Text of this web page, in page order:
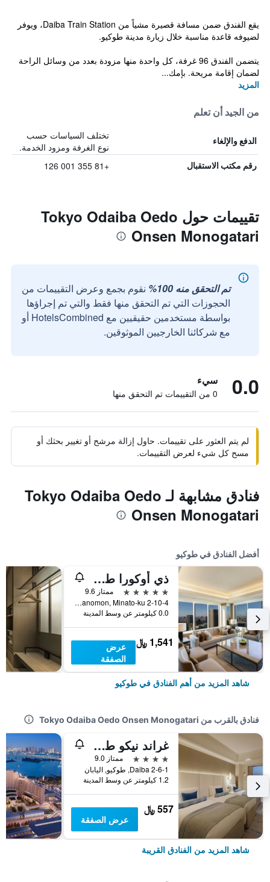
يقع الفندق ضمن مسافة قصيرة مشياً من Daiba Train Station، ويوفر
لضيوفه قاعدة مناسبة خلال زيارة مدينة طوكيو.
يتضمن الفندق 96 غرفة، كل واحدة منها مزودة بعدد من وسائل الراحة
لضمان إقامة مريحة. بإمك...
المزيد
من الجيد أن تعلم
الدفع والإلغاء
تختلف السياسات حسب
نوع الغرفة ومزود الخدمة.
رقم مكتب الاستقبال +81 355 001 126
تقييمات حول Tokyo Odaiba Oedo
Onsen Monogatari
تم التحقق منه 100%
نقوم بجمع وعرض التقييمات من
الحجوزات التي تم التحقق منها فقط والتي تم إجراؤها
بواسطة مستخدمين حقيقيين مع HotelsCombined أو
مع شركائنا الخارجيين الموثوقين.
0.0 سيء
0 من التقييمات تم التحقق منها
لم يتم العثور على تقييمات. حاول إزالة مرشح أو تغيير بحثك أو
مسح كل شيء لعرض التقييمات.
فنادق مشابهة لـ Tokyo Odaiba Oedo
Onsen Monogatari
أفضل الفنادق في طوكيو
ذي أوكورا طوكيو
5 نجوم
ممتاز 9.6
2-10-4 Toranomon, Minato-ku, طوكيو, اليابان
0.0 كيلومتر عن وسط المدينة
1,541 ﷼
عرض
الصفقة
شاهد المزيد من أهم الفنادق في طوكيو
فنادق بالقرب من Tokyo Odaiba Oedo Onsen Monogatari
غراند نيكو طوكيو دايبا
4 نجوم
ممتاز 9.0
2-6-1 Daiba, طوكيو, اليابان
1.2 كيلومتر عن وسط المدينة
557 ﷼
عرض الصفقة
شاهد المزيد من الفنادق القريبة